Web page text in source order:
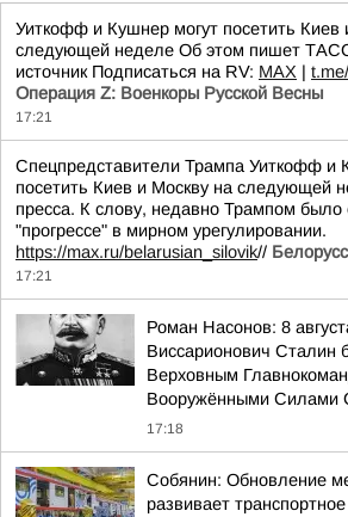
Уиткофф и Кушнер могут посетить Киев
следующей неделе Об этом пишет
источник Подписаться на RV: MAX |
Операция Z: Военкоры Русской Весны
17:21
Спецпредставители Трампа Уиткофф и
посетить Киев и Москву на следующей
пресса. К слову, недавно Трампом было
"прогрессе" в мирном урегулировании.
https://max.ru/belarusian_silovik//
17:21
Роман Насонов: 8
Виссарионович Сталин
Верховным
Вооружёнными
17:18
Собянин: Обновление
развивает